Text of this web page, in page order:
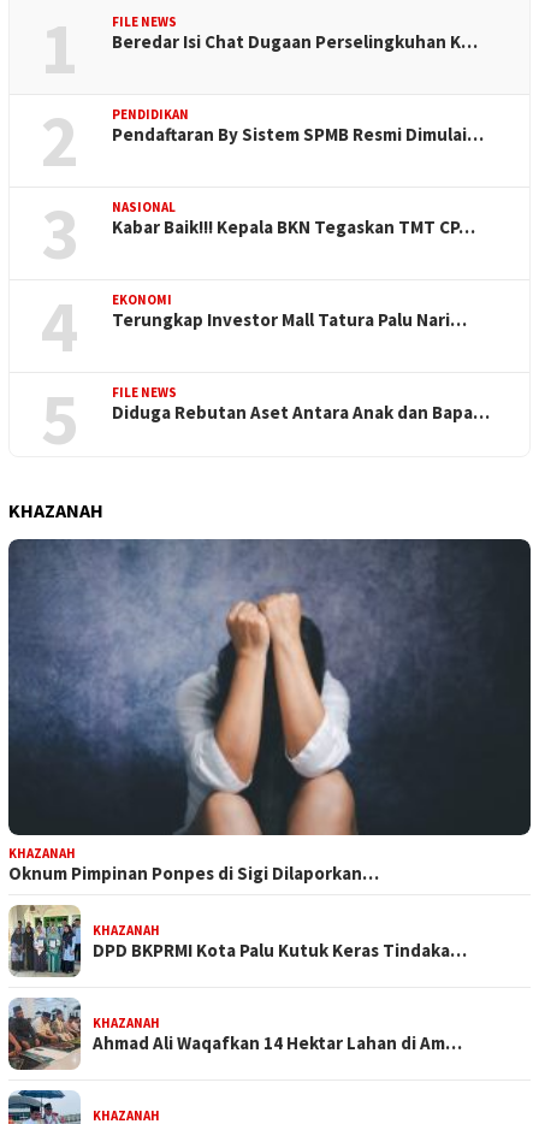
1 FILE NEWS
Beredar Isi Chat Dugaan Perselingkuhan K…
2 PENDIDIKAN
Pendaftaran By Sistem SPMB Resmi Dimulai…
3 NASIONAL
Kabar Baik!!! Kepala BKN Tegaskan TMT CP…
4 EKONOMI
Terungkap Investor Mall Tatura Palu Nari…
5 FILE NEWS
Diduga Rebutan Aset Antara Anak dan Bapa…
KHAZANAH
KHAZANAH
Oknum Pimpinan Ponpes di Sigi Dilaporkan…
KHAZANAH
DPD BKPRMI Kota Palu Kutuk Keras Tindaka…
KHAZANAH
Ahmad Ali Waqafkan 14 Hektar Lahan di Am…
KHAZANAH